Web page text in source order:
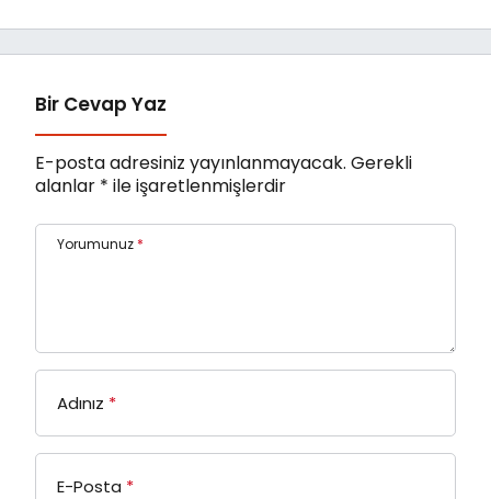
Bir Cevap Yaz
E-posta adresiniz yayınlanmayacak. Gerekli
alanlar * ile işaretlenmişlerdir
Yorumunuz *
Adınız *
E-Posta *